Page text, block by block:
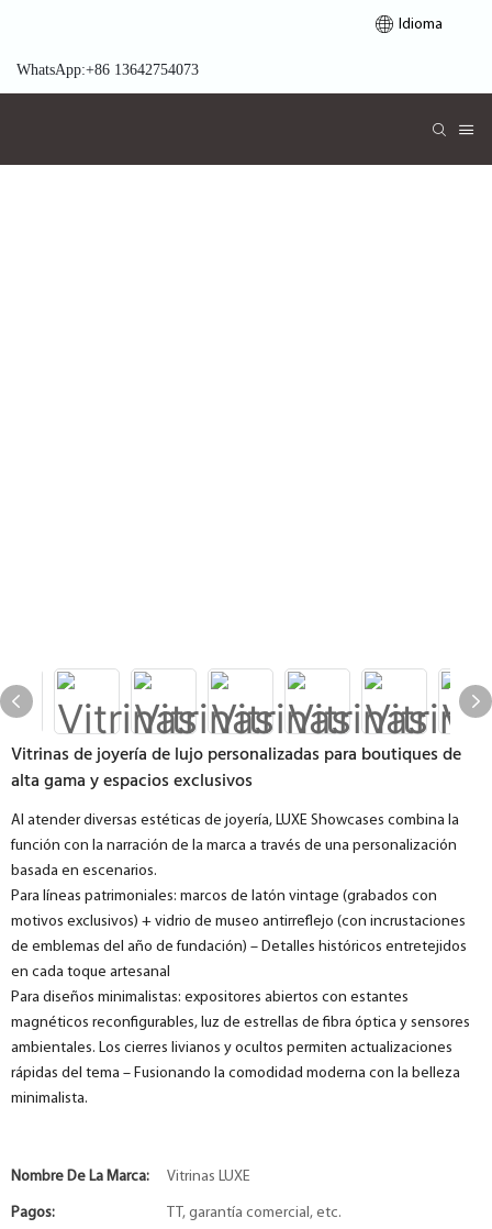
Idioma
WhatsApp:+86 13642754073
Vitrinas de joyería de lujo personalizadas para boutiques de
alta gama y espacios exclusivos
Al atender diversas estéticas de joyería, LUXE Showcases combina la
función con la narración de la marca a través de una personalización
basada en escenarios.
Para líneas patrimoniales: marcos de latón vintage (grabados con
motivos exclusivos) + vidrio de museo antirreflejo (con incrustaciones
de emblemas del año de fundación) – Detalles históricos entretejidos
en cada toque artesanal
Para diseños minimalistas: expositores abiertos con estantes
magnéticos reconfigurables, luz de estrellas de fibra óptica y sensores
ambientales. Los cierres livianos y ocultos permiten actualizaciones
rápidas del tema – Fusionando la comodidad moderna con la belleza
minimalista.
Nombre De La Marca: Vitrinas LUXE
Pagos: TT, garantía comercial, etc.